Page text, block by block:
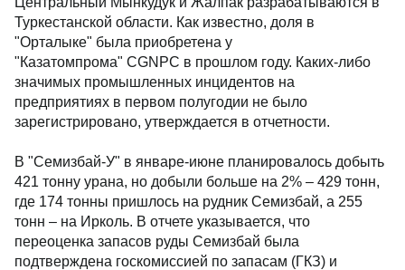
Туркестанской области. Как известно, доля в
"Орталыке" была приобретена у
"Казатомпрома" CGNPC в прошлом году. Каких-либо
значимых промышленных инцидентов на
предприятиях в первом полугодии не было
зарегистрировано, утверждается в отчетности.
В "Семизбай-У" в январе-июне планировалось добыть
421 тонну урана, но добыли больше на 2% – 429 тонн,
где 174 тонны пришлось на рудник Семизбай, а 255
тонн – на Ирколь. В отчете указывается, что
переоценка запасов руды Семизбай была
подтверждена госкомиссией по запасам (ГКЗ) и